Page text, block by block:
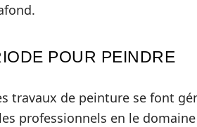
POUR PEINDRE
travaux de peinture se font
professionnels en le